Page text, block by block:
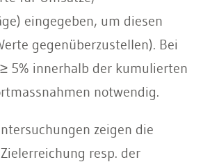
eingegeben, um diesen
gegenüberzustellen). Bei
5% innerhalb der kumulierten
notwendig.
zeigen die
resp. der